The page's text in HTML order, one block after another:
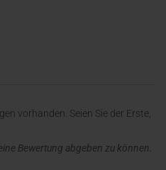
vorhanden. Seien Sie der Erste,
Bewertung abgeben zu können.